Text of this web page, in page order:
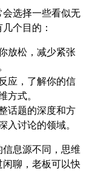
选择一些看似无
个目的：
放松，减少紧张
应，了解你的信
方式。
话题的深度和方
入讨论的领域。
息源不同，思维
聊，老板可以快